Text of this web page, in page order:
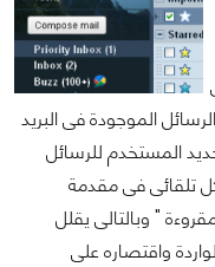
الموجودة فى البريد
المستخدم للرسائل
تلقائى فى مقدمة
" وبالتالى يقلل
واقتصاره على